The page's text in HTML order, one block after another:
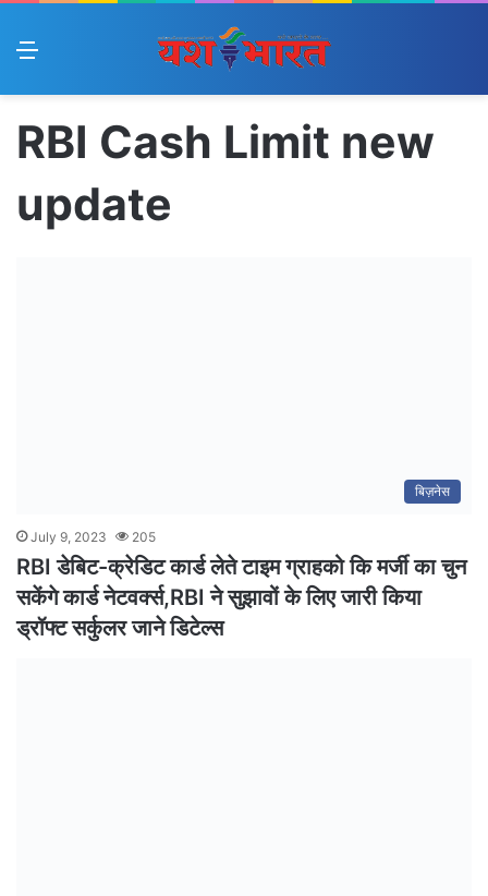
Menu
RBI Cash Limit new
update
बिज़नेस
July 9, 2023 205
RBI डेबिट-क्रेडिट कार्ड लेते टाइम ग्राहको कि मर्जी का चुन
सकेंगे कार्ड नेटवर्क्स,RBI ने सुझावों के लिए जारी किया
ड्रॉफ्ट सर्कुलर जाने डिटेल्स